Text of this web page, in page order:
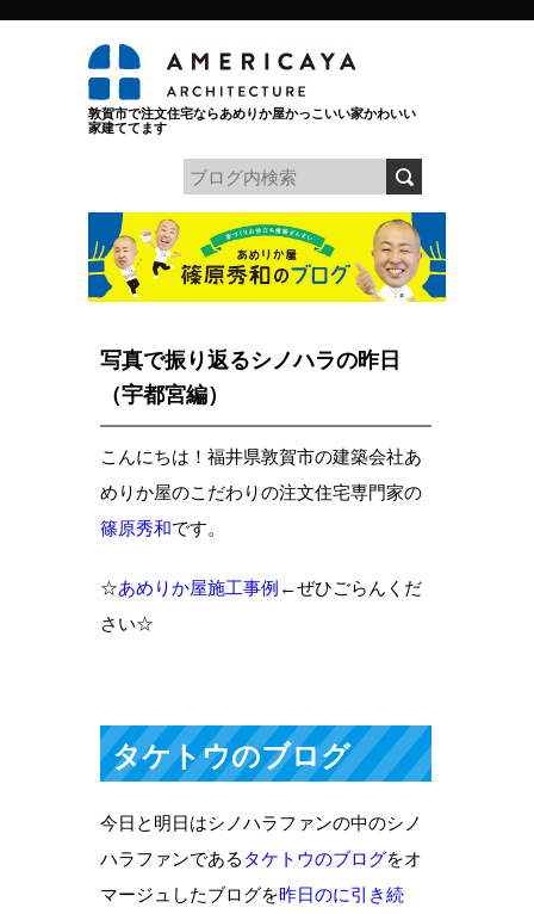
敦賀市で注文住宅ならあめりか屋かっこいい家かわいい
家建ててます
写真で振り返るシノハラの昨日
（宇都宮編）
こんにちは！福井県敦賀市の建築会社あ
めりか屋のこだわりの注文住宅専門家の
篠原秀和です。
☆あめりか屋施工事例 ←ぜひごらんくだ
さい☆
タケトウのブログ
今日と明日はシノハラファンの中のシノ
ハラファンである タケトウのブログをオ
マージュしたブログを昨日のに引き続